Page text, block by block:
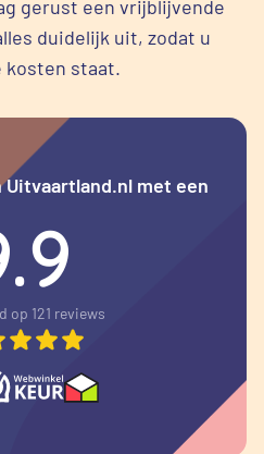
gerust een vrijblijvende
duidelijk uit, zodat u
kosten staat.
met een
op 121 reviews